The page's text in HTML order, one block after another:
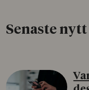
Senaste nytt